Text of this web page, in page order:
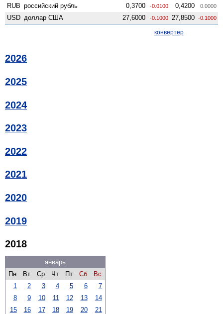
RUB российский рубль 0,3700 -0.0100 0,4200 0.0000
USD доллар США 27,6000 -0.1000 27,8500 -0.1000
конвертер
2026
2025
2024
2023
2022
2021
2020
2019
2018
январь
Пн
Вт Ср Чт Пт Сб
Вс
1
2 3 4 5 6
7
8
9 10 11 12 13
14
15
16 17 18 19 20
21